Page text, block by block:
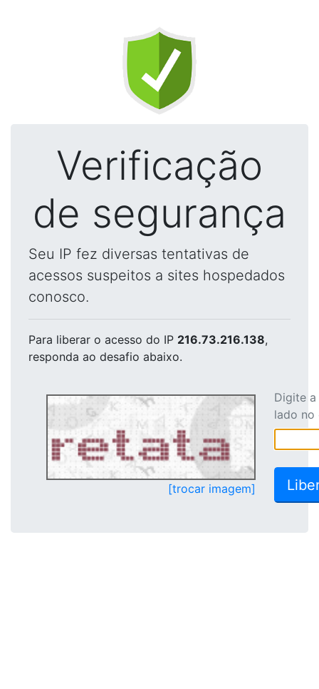
Verificação
de segurança
Seu IP fez diversas tentativas de
acessos suspeitos a sites hospedados
conosco.
Para liberar o acesso do IP 216.73.216.138,
responda ao desafio abaixo.
[trocar imagem]
Digite
lado no